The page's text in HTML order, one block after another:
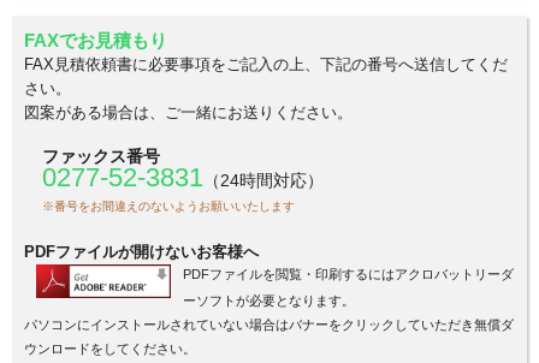
FAXでお見積もり
FAX見積依頼書に必要事項をご記入の上、下記の番号へ送信してくだ
さい。
図案がある場合は、ご一緒にお送りください。
ファックス番号
0277-52-3831 （24時間対応）
※番号をお間違えのないようお願いいたします
PDFファイルが開けないお客様へ
PDFファイルを閲覧・印刷するにはアクロバットリーダ
ーソフトが必要となります。
パソコンにインストールされていない場合はバナーをクリックしていただき無償ダ
ウンロードをしてください。